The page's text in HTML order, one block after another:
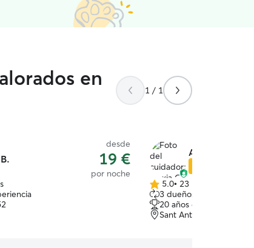
en
1 / 1
desde
19 €
por noche
Alexia G.
5.0
de
5
estrellas
5.0• 23 reseñas
3 dueños que repiten
20 años de experiencia
Sant Antoni de